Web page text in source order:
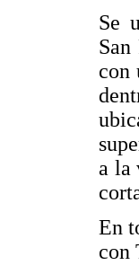
Se
con
a la
En
con